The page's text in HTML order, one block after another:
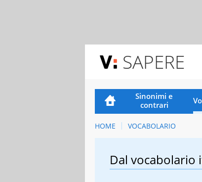
SAPERE
Sinonimi e
contrari
HOME VOCABOLARIO
Dal vocabolario